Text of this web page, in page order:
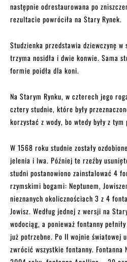
następnie odrestaurowana po
rezultacie powróciła na Stary Rynek.
Studzienka przedstawia dziewczynę
trzyma nosidła i dwie konwie. Sama
formie poidła dla koni.
Na Starym Rynku, w czterech jego
cztery studnie, które były
korzystać z wody, bo wtedy były z tym
W 1568 roku studnie zostały
jelenia i lwa. Później te rzeźby
studni postanowiono zainstalować 4
rzymskimi bogami: Neptunem,
nieznanych okolicznościach 3 z 4
Jowisz. Według jednej z wersji na
wodociąg, a ponieważ fontanny
już potrzebne. Po II wojnie światowej
zwrócić wszystkie fontanny. Fontanna